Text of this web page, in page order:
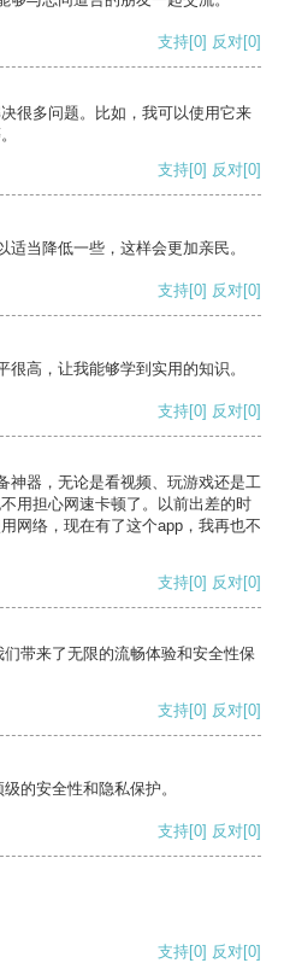
支持[0] 反对[0]
很多问题。比如，我可以使用它来
支持[0] 反对[0]
当降低一些，这样会更加亲民。
支持[0] 反对[0]
高，让我能够学到实用的知识。
支持[0] 反对[0]
神器，无论是看视频、玩游戏还是工
用担心网速卡顿了。以前出差的时
网络，现在有了这个app，我再也不
支持[0] 反对[0]
带来了无限的流畅体验和安全性保
支持[0] 反对[0]
的安全性和隐私保护。
支持[0] 反对[0]
支持[0] 反对[0]